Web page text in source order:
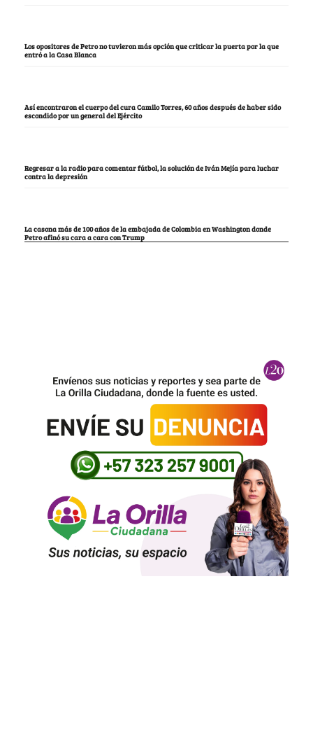
Los opositores de Petro no tuvieron más opción que criticar la puerta por la que
entró a la Casa Blanca
Así encontraron el cuerpo del cura Camilo Torres, 60 años después de haber sido
escondido por un general del Ejército
Regresar a la radio para comentar fútbol, la solución de Iván Mejía para luchar
contra la depresión
La casona más de 100 años de la embajada de Colombia en Washington donde
Petro afinó su cara a cara con Trump